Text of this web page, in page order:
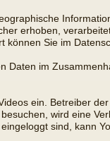
erhoben,
können Sie im
Daten im
ein. Betreiber
wird eine
sind, kann